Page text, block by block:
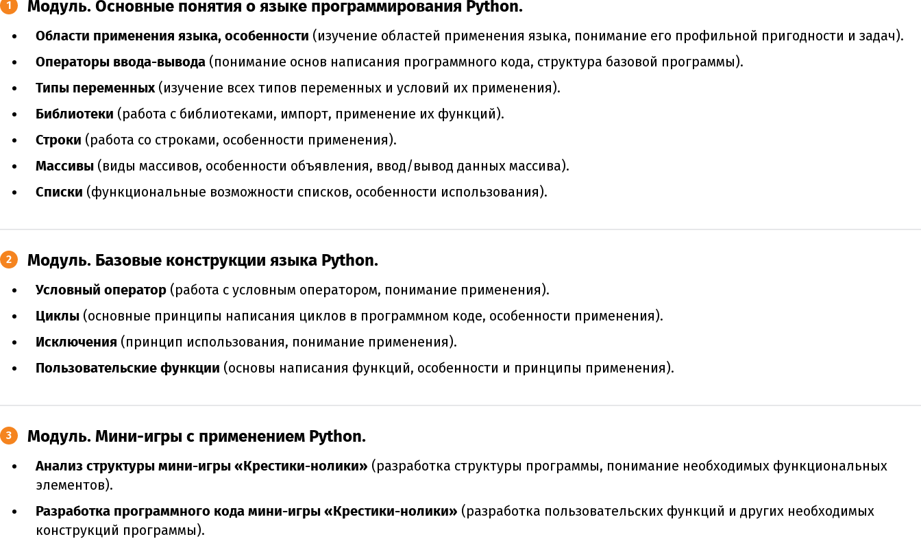
1 Модуль. Основные понятия о языке программирования Python.
Области применения языка, особенности (изучение областей применения языка, понимание его профильной пригодности и задач).
Операторы ввода-вывода (понимание основ написания программного кода, структура базовой программы).
Типы переменных (изучение всех типов переменных и условий их применения).
Библиотеки (работа с библиотеками, импорт, применение их функций).
Строки (работа со строками, особенности применения).
Массивы (виды массивов, особенности объявления, ввод/вывод данных массива).
Списки (функциональные возможности списков, особенности использования).
2 Модуль. Базовые конструкции языка Python.
Условный оператор (работа с условным оператором, понимание применения).
Циклы (основные принципы написания циклов в программном коде, особенности применения).
Исключения (принцип использования, понимание применения).
Пользовательские функции (основы написания функций, особенности и принципы применения).
3 Модуль. Мини-игры с применением Python.
Анализ структуры мини-игры «Крестики-нолики» (разработка структуры программы, понимание необходимых функциональных
элементов).
Разработка программного кода мини-игры «Крестики-нолики» (разработка пользовательских функций и других необходимых
конструкций программы).